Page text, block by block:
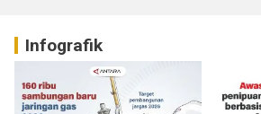
Infografik